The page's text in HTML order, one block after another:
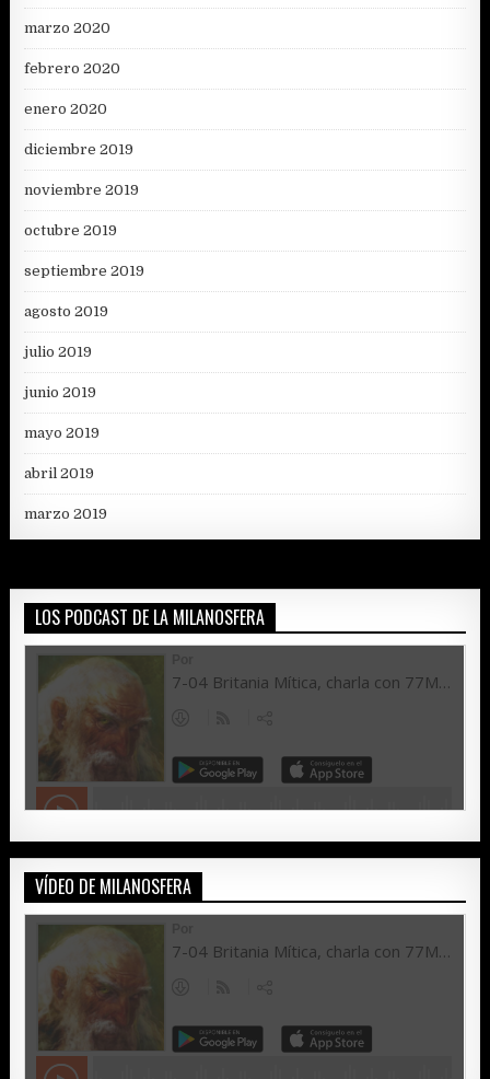
marzo 2020
febrero 2020
enero 2020
diciembre 2019
noviembre 2019
octubre 2019
septiembre 2019
agosto 2019
julio 2019
junio 2019
mayo 2019
abril 2019
marzo 2019
LOS PODCAST DE LA MILANOSFERA
VÍDEO DE MILANOSFERA